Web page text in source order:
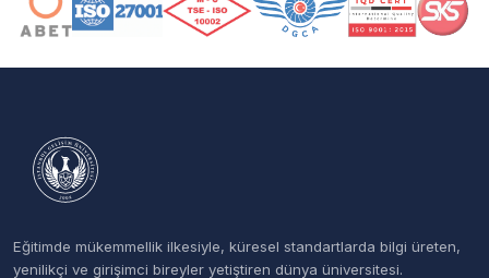
Eğitimde mükemmellik ilkesiyle, küresel standartlarda bilgi üreten,
yenilikçi ve girişimci bireyler yetiştiren dünya üniversitesi.